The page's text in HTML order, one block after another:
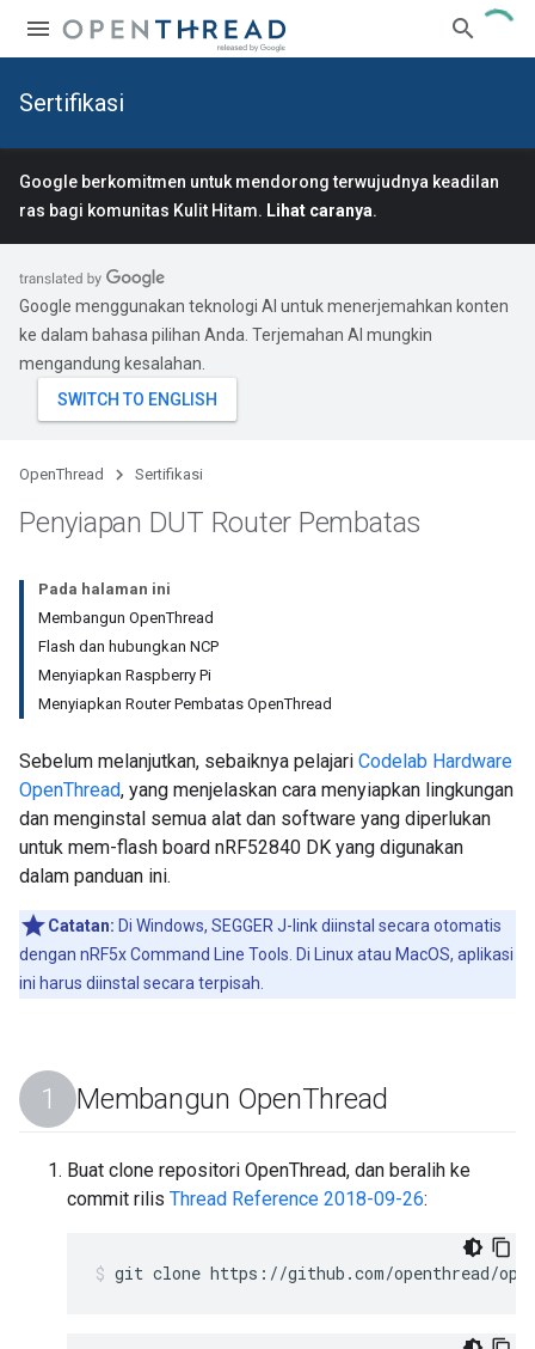
Sertifikasi
Google berkomitmen untuk mendorong terwujudnya keadilan
ras bagi komunitas Kulit Hitam. Lihat caranya.
Google menggunakan teknologi AI untuk menerjemahkan konten
ke dalam bahasa pilihan Anda. Terjemahan AI mungkin
mengandung kesalahan.
OpenThread Sertifikasi
Penyiapan DUT Router Pembatas
Pada halaman ini
Membangun OpenThread
Flash dan hubungkan NCP
Menyiapkan Raspberry Pi
Menyiapkan Router Pembatas OpenThread
Sebelum melanjutkan, sebaiknya pelajari Codelab Hardware
OpenThread, yang menjelaskan cara menyiapkan lingkungan
dan menginstal semua alat dan software yang diperlukan
untuk mem-flash board nRF52840 DK yang digunakan
dalam panduan ini.
Catatan: Di Windows, SEGGER J-link diinstal secara otomatis
dengan nRF5x Command Line Tools. Di Linux atau MacOS, aplikasi
ini harus diinstal secara terpisah.
Membangun OpenThread
Buat clone repositori OpenThread, dan beralih ke
commit rilis Thread Reference 2018-09-26:
git clone https://github.com/openthread/